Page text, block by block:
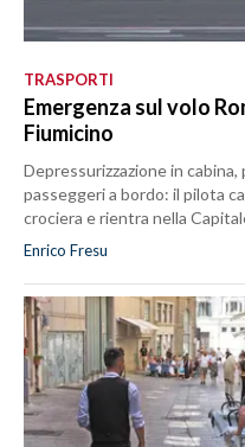
TRASPORTI
Emergenza sul volo
Fiumicino
Depressurizzazione in
passeggeri a bordo: il pilota
crociera e rientra nella
Enrico Fresu